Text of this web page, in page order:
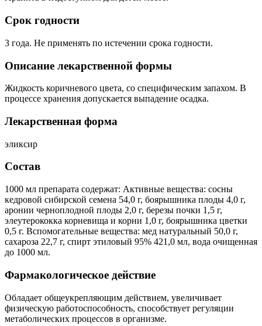
Срок годности
3 года. Не применять по истечении срока годности.
Описание лекарственной формы
Жидкость коричневого цвета, со специфическим запахом. В
процессе хранения допускается выпадение осадка.
Лекарственная форма
эликсир
Состав
1000 мл препарата содержат: Активные вещества: сосны
кедровой сибирской семена 54,0 г, боярышника плоды 4,0 г,
аронии черноплодной плоды 2,0 г, березы почки 1,5 г,
элеутерококка корневища и корни 1,0 г, боярышника цветки
0,5 г. Вспомогательные вещества: мед натуральный 50,0 г,
сахароза 22,7 г, cпирт этиловый 95% 421,0 мл, вода очищенная
до 1000 мл.
Фармакологическое действие
Обладает общеукрепляющим действием, увеличивает
физическую работоспособность, способствует регуляции
метаболических процессов в организме.